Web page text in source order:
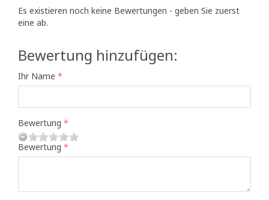
Es existieren noch keine Bewertungen - geben Sie zuerst
eine ab.
Bewertung hinzufügen:
Ihr Name
Bewertung
Bewertung